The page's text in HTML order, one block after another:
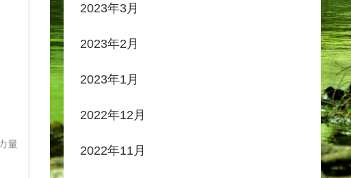
2023年3月
2023年2月
2023年1月
2022年12月
2022年11月